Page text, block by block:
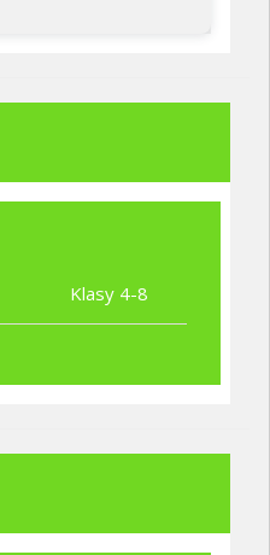
Klasy 4-8